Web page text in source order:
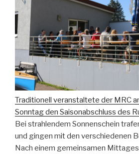
Traditionell veranstaltete der MRC
Sonntag den Saisonabschluss des
Bei strahlendem Sonnenschein
und gingen mit den verschiedenen
Nach einem gemeinsamen